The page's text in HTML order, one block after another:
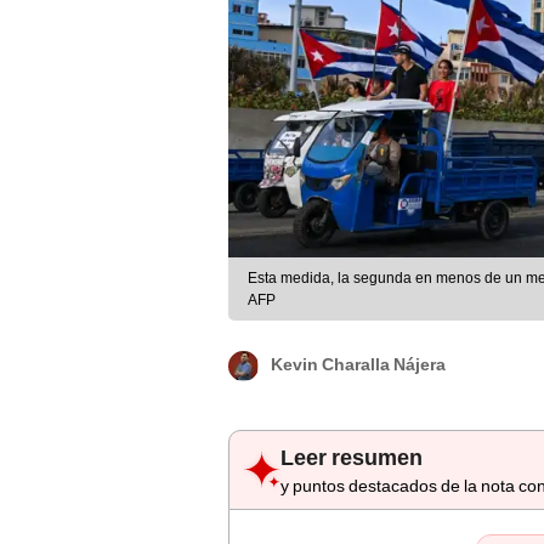
Esta medida, la segunda en menos de un
AFP
Kevin Charalla Nájera
Leer resumen
y puntos destacados de la nota